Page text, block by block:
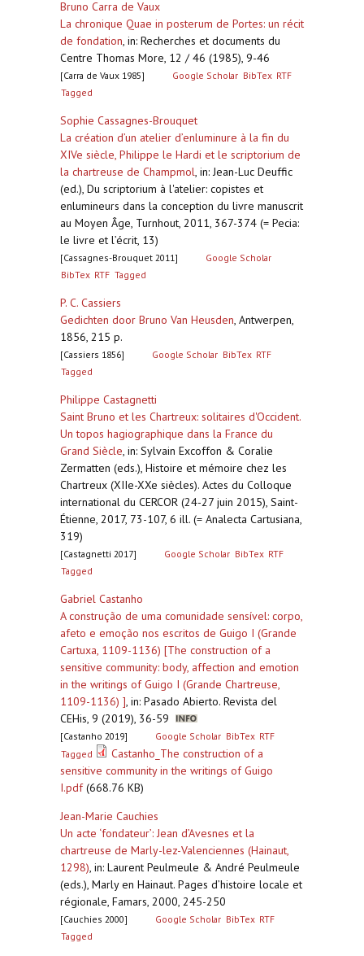
Bruno Carra de Vaux
La chronique Quae in posterum de Portes: un récit
de fondation, in: Recherches et documents du
Centre Thomas More, 12 / 46 (1985), 9-46
[Carra de Vaux 1985] Google Scholar BibTex RTF
Tagged
Sophie Cassagnes-Brouquet
La création d’un atelier d’enluminure à la fin du
XIVe siècle, Philippe le Hardi et le scriptorium de
la chartreuse de Champmol, in: Jean-Luc Deuffic
(ed.), Du scriptorium à l'atelier: copistes et
enlumineurs dans la conception du livre manuscrit
au Moyen Âge, Turnhout, 2011, 367-374 (= Pecia:
le livre et l’écrit, 13)
[Cassagnes-Brouquet 2011]
Google Scholar
BibTex RTF Tagged
P. C. Cassiers
Gedichten door Bruno Van Heusden, Antwerpen,
1856, 215 p.
[Cassiers 1856] Google Scholar BibTex RTF
Tagged
Philippe Castagnetti
Saint Bruno et les Chartreux: solitaires d'Occident.
Un topos hagiographique dans la France du
Grand Siècle, in: Sylvain Excoffon & Coralie
Zermatten (eds.), Histoire et mémoire chez les
Chartreux (XIIe-XXe siècles). Actes du Colloque
international du CERCOR (24-27 juin 2015), Saint-
Étienne, 2017, 73-107, 6 ill. (= Analecta Cartusiana,
319)
[Castagnetti 2017] Google Scholar BibTex RTF
Tagged
Gabriel Castanho
A construção de uma comunidade sensível: corpo,
afeto e emoção nos escritos de Guigo I (Grande
Cartuxa, 1109-1136) [The construction of a
sensitive community: body, affection and emotion
in the writings of Guigo I (Grande Chartreuse,
1109-1136) ], in: Pasado Abierto. Revista del
CEHis, 9 (2019), 36-59
[Castanho 2019] Google Scholar BibTex RTF
Tagged
Castanho_The construction of a
sensitive community in the writings of Guigo
I.pdf(668.76 KB)
Jean-Marie Cauchies
Un acte ‘fondateur’: Jean d’Avesnes et la
chartreuse de Marly-lez-Valenciennes (Hainaut,
1298), in: Laurent Peulmeule & André Peulmeule
(eds.), Marly en Hainaut. Pages d’histoire locale et
régionale, Famars, 2000, 245-250
[Cauchies 2000] Google Scholar BibTex RTF
Tagged